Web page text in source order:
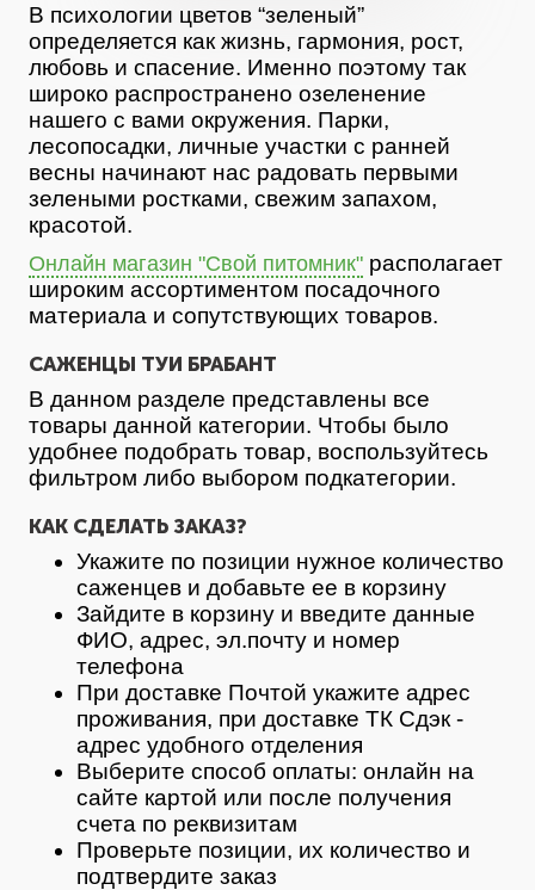
В психологии цветов “зеленый”
определяется как жизнь, гармония, рост,
любовь и спасение. Именно поэтому так
широко распространено озеленение
нашего с вами окружения. Парки,
лесопосадки, личные участки с ранней
весны начинают нас радовать первыми
зелеными ростками, свежим запахом,
красотой.
Онлайн магазин "Свой питомник" располагает
широким ассортиментом посадочного
материала и сопутствующих товаров.
САЖЕНЦЫ ТУИ БРАБАНТ
В данном разделе представлены все
товары данной категории. Чтобы было
удобнее подобрать товар, воспользуйтесь
фильтром либо выбором подкатегории.
КАК СДЕЛАТЬ ЗАКАЗ?
Укажите по позиции нужное количество
саженцев и добавьте ее в корзину
Зайдите в корзину и введите данные
ФИО, адрес, эл.почту и номер
телефона
При доставке Почтой укажите адрес
проживания, при доставке ТК Сдэк -
адрес удобного отделения
Выберите способ оплаты: онлайн на
сайте картой или после получения
счета по реквизитам
Проверьте позиции, их количество и
подтвердите заказ